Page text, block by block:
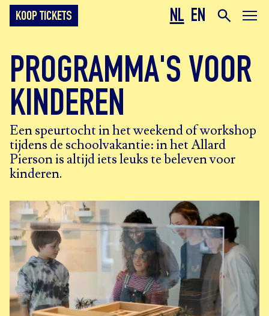
NL EN
KOOP TICKETS
PROGRAMMA'S VOOR
KINDEREN
Een speurtocht in het weekend of workshop
tijdens de schoolvakantie: in het Allard
Pierson is altijd iets leuks te beleven voor
kinderen.